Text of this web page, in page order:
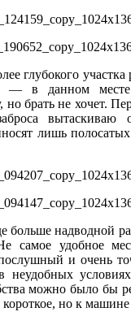
глубокого
— в данном
но брать не хочет.
вытаскиваю
лишь
больше надводной
самое удобное
и очень
неудобных
можно было бы
но к машине